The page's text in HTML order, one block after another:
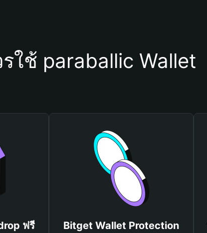
ใช้ paraballic Wallet
ฟรี
Bitget Wallet Protection